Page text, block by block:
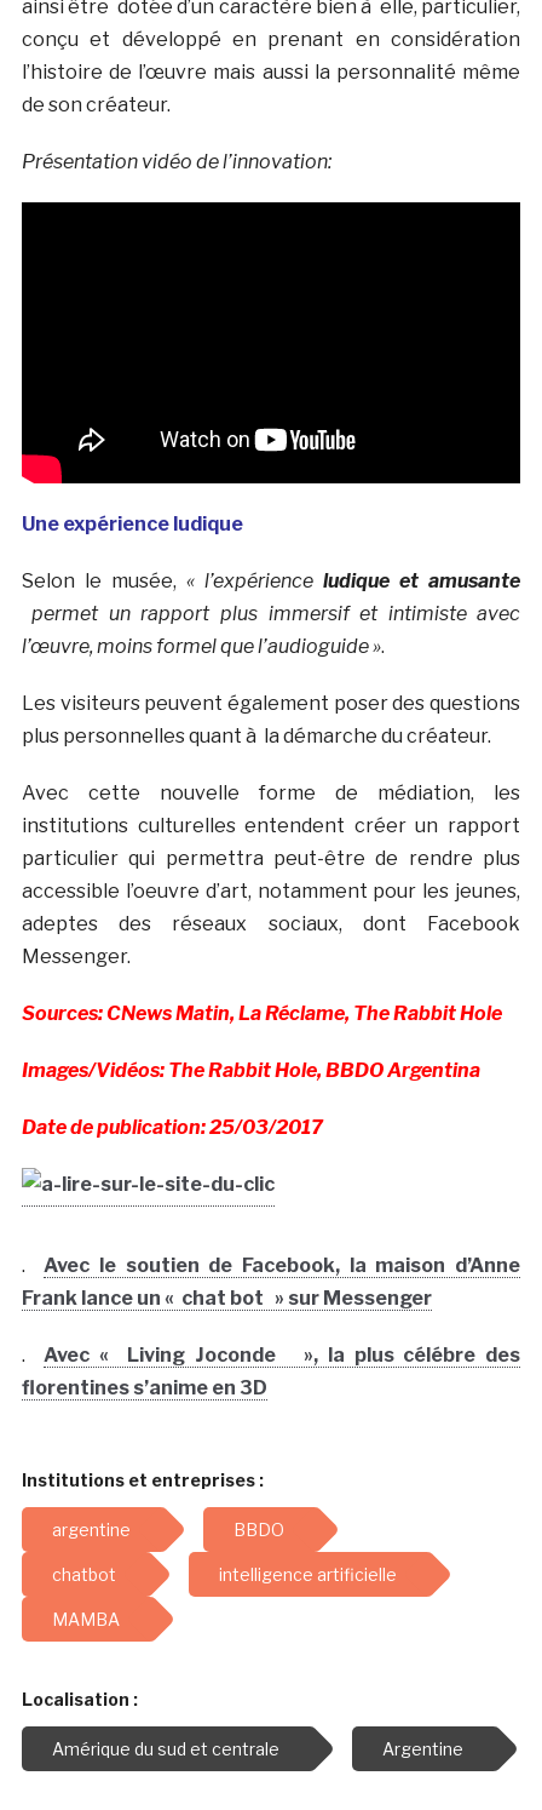
ainsi être dotée d’un caractère bien à elle, particulier,
conçu et développé en prenant en considération
l’histoire de l’œuvre mais aussi la personnalité même
de son créateur.
Présentation vidéo de l’innovation:
Une expérience ludique
Selon le musée, « l’expérienceludique et amusante
permet un rapport plus immersif et intimiste avec
l’œuvre, moins formel que l’audioguide ».
Les visiteurs peuvent également poser des questions
plus personnelles quant à la démarche du créateur.
Avec cette nouvelle forme de médiation, les
institutions culturelles entendent créer un rapport
particulier qui permettra peut-être de rendre plus
accessible l’oeuvre d’art, notamment pour les jeunes,
adeptes des réseaux sociaux, dont Facebook
Messenger.
Sources: CNews Matin, La Réclame, The Rabbit Hole
Images/Vidéos: The Rabbit Hole, BBDO Argentina
Date de publication: 25/03/2017
. Avec le soutien de Facebook, la maison d’Anne
Frank lance un « chat bot » sur Messenger
. Avec « Living Joconde », la plus célébre des
florentines s’anime en 3D
Institutions et entreprises :
argentine BBDO
chatbot intelligence artificielle
MAMBA
Localisation :
Amérique du sud et centrale Argentine